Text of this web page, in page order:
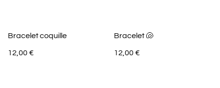
Bracelet coquille
12,00 €
Bracelet 🐚
12,00 €